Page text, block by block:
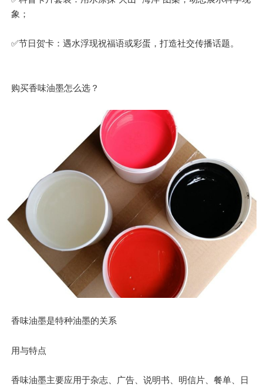
象；
✅节日贺卡：遇水浮现祝福语或彩蛋，打造社交传播话题。
购买香味油墨怎么选？
香味油墨是特种油墨的关系
用与特点
香味油墨主要应用于杂志、广告、说明书、明信片、餐单、日